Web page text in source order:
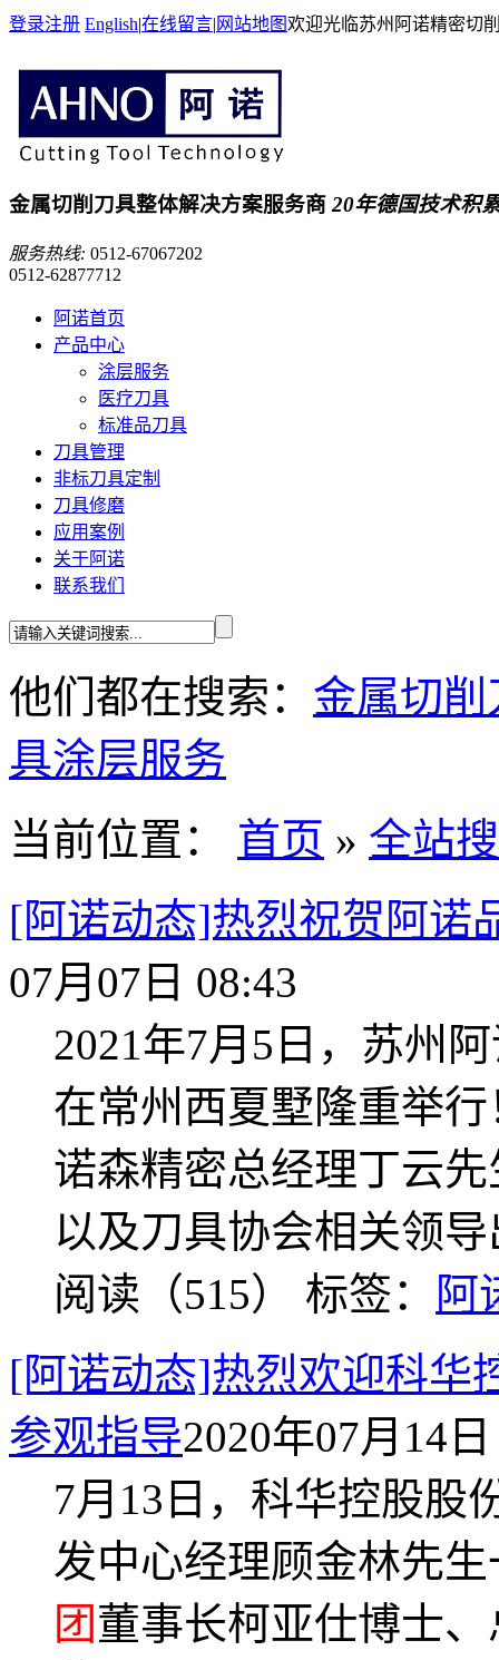
登录注册 English|在线留言| 网站地图欢迎光临苏州阿诺精密切
金属切削刀具整体解决方案服务商 20年德国技术积
服务热线: 0512-67067202
0512-62877712
阿诺首页
产品中心
涂层服务
医疗刀具
标准品刀具
刀具管理
非标刀具定制
刀具修磨
应用案例
关于阿诺
联系我们
他们都在搜索： 金属切削
具涂层服务
当前位置：
首页 » 全站
[阿诺动态]热烈祝贺阿诺
07月07日 08:43
2021年7月5日，苏州
在常州西夏墅隆重举行
诺森精密总经理丁云
以及刀具协会相关领
阅读（515） 标签：
阿
[阿诺动态]热烈欢迎科华
参观指导2020年07月14
7月13日，科华控股股
发中心经理顾金林先
团董事长柯亚仕博士